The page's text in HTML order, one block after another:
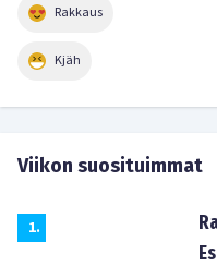
Rakkaus
Kjäh
Viikon suosituimmat
1.